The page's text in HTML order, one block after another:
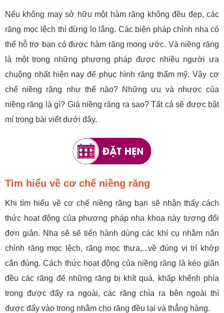
Nếu không may sở hữu một hàm răng không đều đẹp, các
răng mọc lệch thì đừng lo lắng. Các biện pháp chỉnh nha có
thể hỗ trợ bạn có được hàm răng mong ước. Và niềng răng
là một trong những phương pháp được nhiều người ưa
chuộng nhất hiện nay để phục hình răng thẩm mỹ. Vậy cơ
chế niềng răng như thế nào? Những ưu và nhược của
niềng răng là gì? Giá niềng răng ra sao? Tất cả sẽ được bật
mí trong bài viết dưới đây.
Tìm hiểu về cơ chế niềng răng
Khi tìm hiểu về cơ chế niềng răng bạn sẽ nhận thấy cách
thức hoạt động của phương pháp nha khoa này tương đối
đơn giản. Nha sẽ sẽ tiến hành dùng các khí cụ nhằm nắn
chỉnh răng mọc lệch, răng mọc thưa,...về đúng vị trí khớp
cắn đúng. Cách thức hoạt động của niềng răng là kéo giãn
đều các răng để những răng bị khít quá, khấp khểnh phía
trong được đẩy ra ngoài, các răng chìa ra bên ngoài thì
được đẩy vào trong nhằm cho răng đều lại và thẳng hàng.